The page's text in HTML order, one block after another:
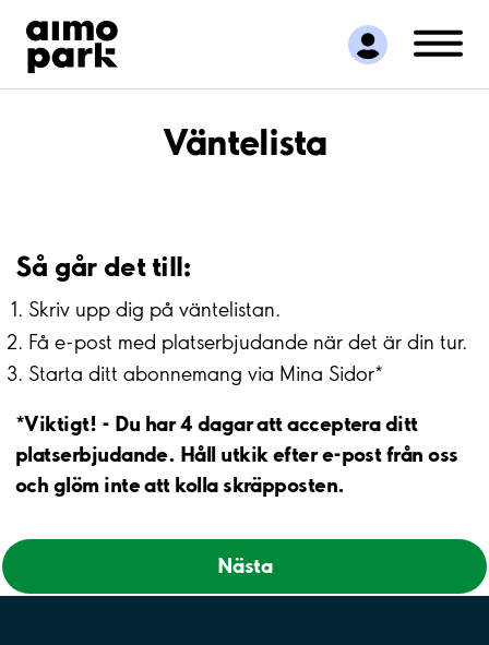
Hitta parkering
Samarbete
Kundservice
Om Aimo ParkVäntelista
Så går det till:
Skriv upp dig på väntelistan.
Få e-post med platserbjudande när det är din tur.
Starta ditt abonnemang via Mina Sidor*
*Viktigt! - Du har 4 dagar att acceptera ditt
platserbjudande. Håll utkik efter e-post från oss
och glöm inte att kolla skräpposten.
Nästa